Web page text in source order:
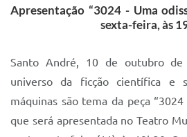
Parque Escola
Portal da Educação
Quadra Fiscal
Apresentação “3024 - Uma
sexta-feira, às
Santo André, 10 de outubro
universo da ficção científica e
máquinas são tema da peça
que será apresentada no Teatro